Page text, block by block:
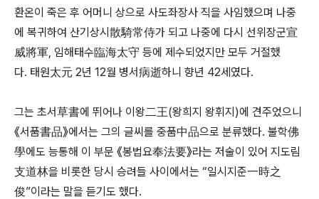
환온이 죽은 후 어머니 상으로 사도좌장사 직을 사임했으며 나중
에 복귀하여 산기상시散騎常侍가 되고 나중에 다시 선위장군宣
威將軍, 임해태수臨海太守 등에 제수되었지만 모두 거절했
다. 태원太元 2년 12월 병서病逝하니 향년 42세였다.
그는 초서草書에 뛰어나 이왕二王(왕희지 왕휘지)에 견주었으니
《서품書品》에서는 그의 글씨를 중품中品으로 분류했다. 불학佛
學에도 능통해 이 부문 《봉법요奉法要》라는 저술이 있어 지도림
支道林을 비롯한 당시 승려들 사이에서는 “일시지준一時之
俊”이라는 말을 듣기도 했다.